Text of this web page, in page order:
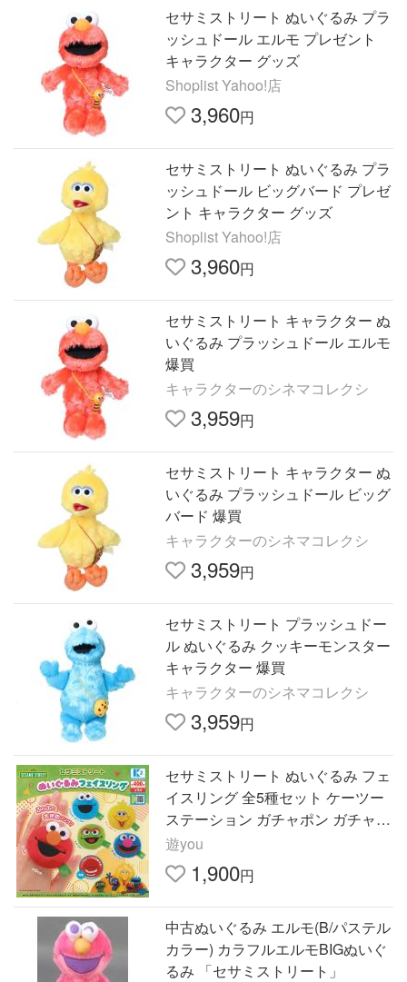
セサミストリート ぬいぐるみ プラ
ッシュドール エルモ プレゼント
キャラクター グッズ
Shoplist Yahoo!店
3,960円
セサミストリート ぬいぐるみ プラ
ッシュドール ビッグバード プレゼ
ント キャラクター グッズ
Shoplist Yahoo!店
3,960円
セサミストリート キャラクター ぬ
いぐるみ プラッシュドール エルモ
爆買
キャラクターのシネマコレクシ
3,959円
セサミストリート キャラクター ぬ
いぐるみ プラッシュドール ビッグ
バード 爆買
キャラクターのシネマコレクシ
3,959円
セサミストリート プラッシュドー
ル ぬいぐるみ クッキーモンスター
キャラクター 爆買
キャラクターのシネマコレクシ
3,959円
セサミストリート ぬいぐるみ フェ
イスリング 全5種セット ケーツー
ステーション ガチャポン ガチャガ
チャ コンプリート
遊you
1,900円
中古ぬいぐるみ エルモ(B/パステル
カラー) カラフルエルモBIGぬいぐ
るみ 「セサミストリート」